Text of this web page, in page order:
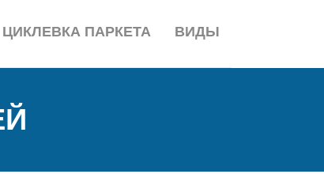
ВИДЫ
ЦИКЛЕВКА ПАРКЕТА